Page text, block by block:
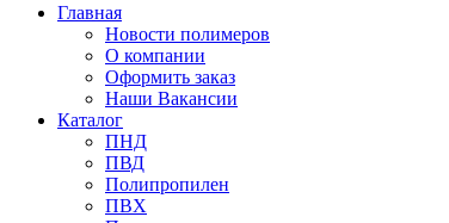
Главная
Новости полимеров
О компании
Оформить заказ
Наши Вакансии
Каталог
ПНД
ПВД
Полипропилен
ПВХ